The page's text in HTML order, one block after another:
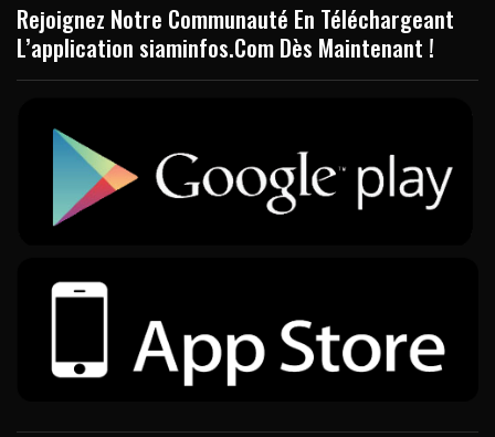
Rejoignez Notre Communauté En Téléchargeant
L’application siaminfos.Com Dès Maintenant !